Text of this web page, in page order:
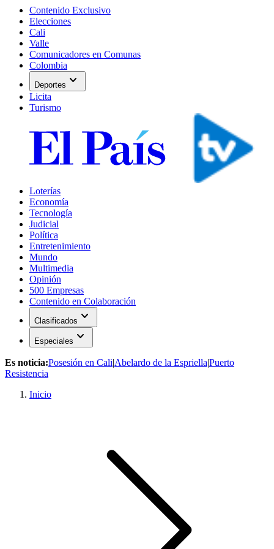
Contenido Exclusivo
Elecciones
Cali
Valle
Comunicadores en Comunas
Colombia
Deportes expand_more
Licita
Turismo
Loterías
Economía
Tecnología
Judicial
Política
Entretenimiento
Mundo
Multimedia
Opinión
500 Empresas
Contenido en Colaboración
Clasificados expand_more
Especiales expand_more
Es noticia:Posesión en Cali|Abelardo de la Espriella|Puerto
Resistencia
Inicio